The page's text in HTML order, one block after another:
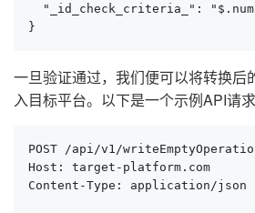
"_id_check_criteria_":
}
一旦验证通过，我们便可以将转换后
入目标平台。以下是一个示例API请求
POST /api/v1/
Host: target-platform.com
Content-Type: application/json